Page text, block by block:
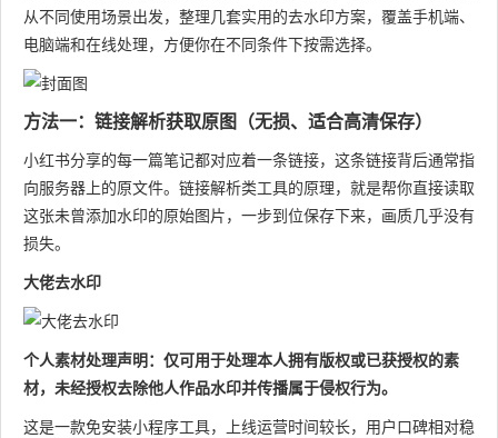
从不同使用场景出发，整理几套实用的去水印方案，覆盖手机端、
电脑端和在线处理，方便你在不同条件下按需选择。
方法一：链接解析获取原图（无损、适合高清保存）
小红书分享的每一篇笔记都对应着一条链接，这条链接背后通常指
向服务器上的原文件。链接解析类工具的原理，就是帮你直接读取
这张未曾添加水印的原始图片，一步到位保存下来，画质几乎没有
损失。
大佬去水印
个人素材处理声明：仅可用于处理本人拥有版权或已获授权的素
材，未经授权去除他人作品水印并传播属于侵权行为。
这是一款免安装小程序工具，上线运营时间较长，用户口碑相对稳